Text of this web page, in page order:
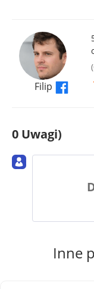
Filip
0 Uwagi)
Inne